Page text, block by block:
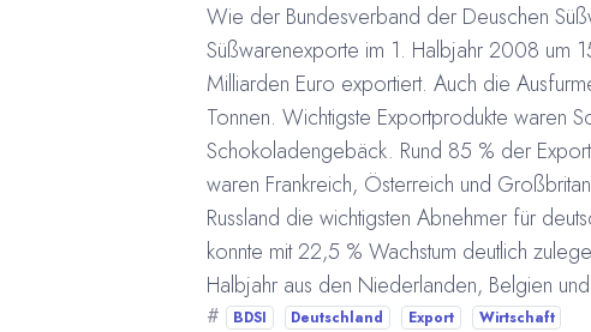
Wie der Bundesverband der Deuschen
Süßwarenexporte im 1. Halbjahr 2008 um
Milliarden Euro exportiert. Auch die
Tonnen. Wichtigste Exportprodukte waren
Schokoladengebäck. Rund 85 % der
waren Frankreich, Österreich und
Russland die wichtigsten Abnehmer für
konnte mit 22,5 % Wachstum deutlich
Halbjahr aus den Niederlanden, Belgien
# BDSI Deutschland Export Wirtschaft